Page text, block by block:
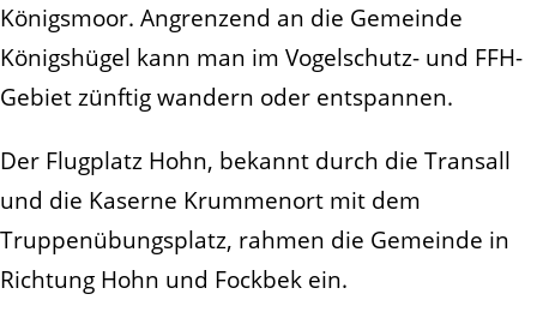
Königsmoor. Angrenzend an die Gemeinde
Königshügel kann man im Vogelschutz- und FFH-
Gebiet zünftig wandern oder entspannen.
Der Flugplatz Hohn, bekannt durch die Transall
und die Kaserne Krummenort mit dem
Truppenübungsplatz, rahmen die Gemeinde in
Richtung Hohn und Fockbek ein.